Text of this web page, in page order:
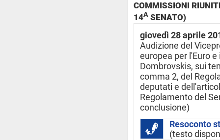
COMMISSIONI
14A SENATO)
giovedì 28 aprile
Audizione del
europea per l'Euro
Dombrovskis, sui
comma 2, del
deputati e
Regolamento del
conclusione)
Resoconto
(testo